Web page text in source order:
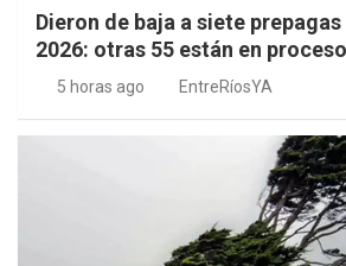
Dieron de baja a siete prepagas
2026: otras 55 están en
5 horas ago EntreRíosYA